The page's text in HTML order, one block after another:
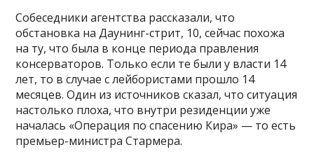
Собеседники агентства рассказали, что
обстановка на Даунинг-стрит, 10, сейчас похожа
на ту, что была в конце периода правления
консерваторов. Только если те были у власти 14
лет, то в случае с лейбористами прошло 14
месяцев. Один из источников сказал, что ситуация
настолько плоха, что внутри резиденции уже
началась «Операция по спасению Кира» — то есть
премьер-министра Стармера.